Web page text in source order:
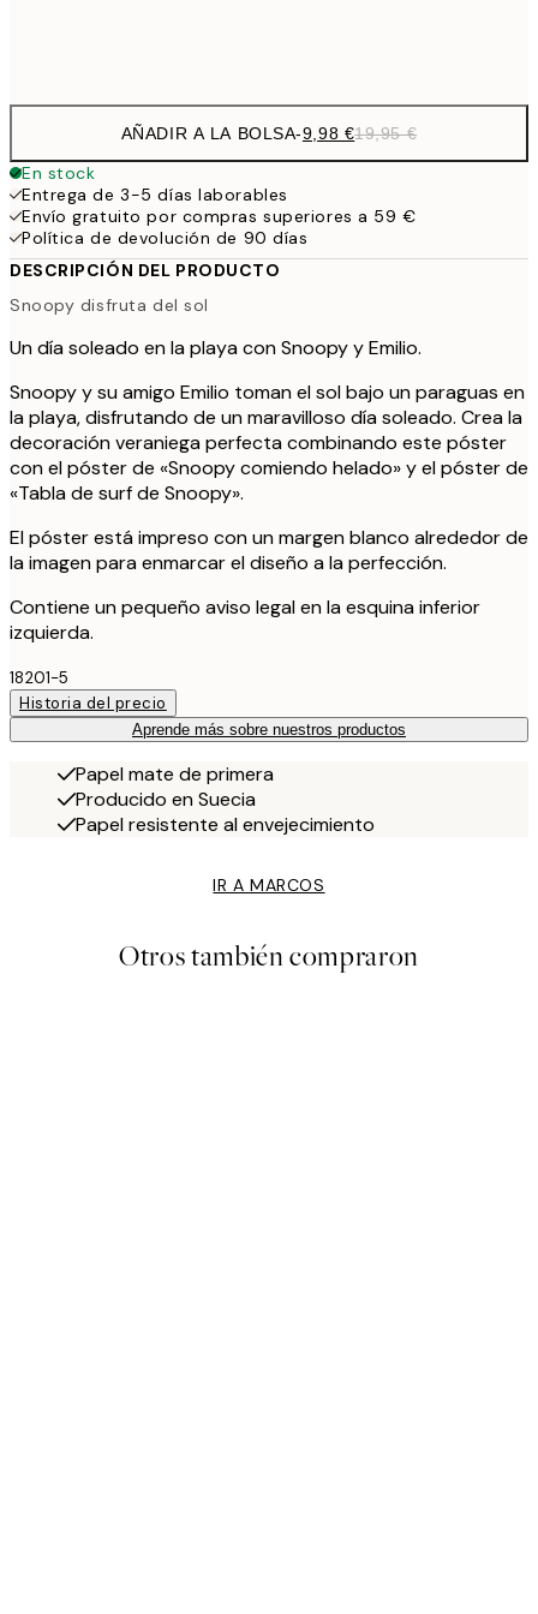
AÑADIR A LA BOLSA-9,98 €19,95 €
En stock
Entrega de 3-5 días laborables
Envío gratuito por compras superiores a 59 €
Política de devolución de 90 días
DESCRIPCIÓN DEL PRODUCTO
Snoopy disfruta del sol
Un día soleado en la playa con Snoopy y Emilio.
Snoopy y su amigo Emilio toman el sol bajo un paraguas en
la playa, disfrutando de un maravilloso día soleado. Crea la
decoración veraniega perfecta combinando este póster
con el póster de «Snoopy comiendo helado» y el póster de
«Tabla de surf de Snoopy».
El póster está impreso con un margen blanco alrededor de
la imagen para enmarcar el diseño a la perfección.
Contiene un pequeño aviso legal en la esquina inferior
izquierda.
18201-5
Historia del precio
Aprende más sobre nuestros productos
Papel mate de primera
Producido en Suecia
Papel resistente al envejecimiento
IR A MARCOS
Otros también compraron